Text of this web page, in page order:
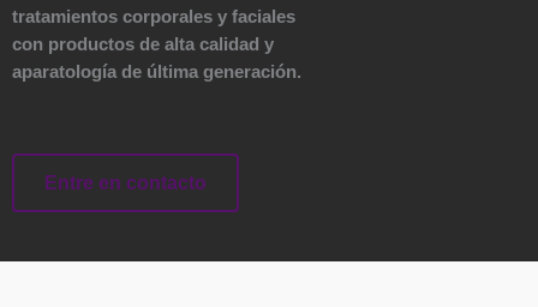
tratamientos corporales y faciales
con productos de alta calidad y
aparatología de última generación.
Entre en contacto